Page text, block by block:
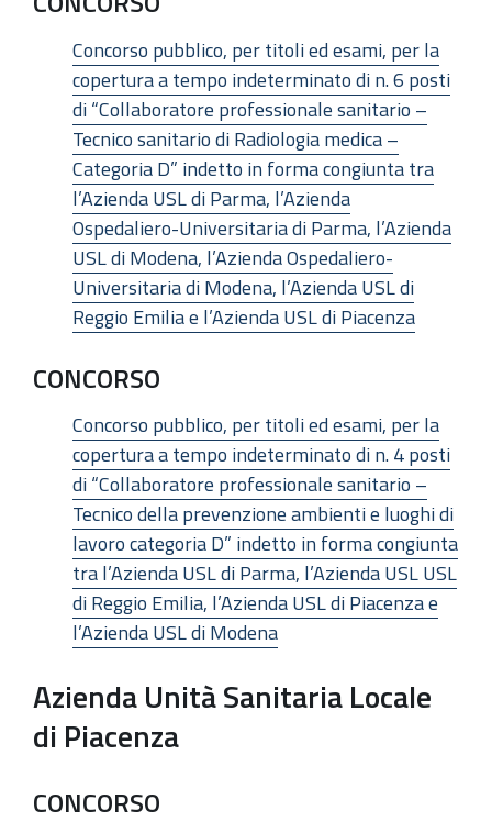
Concorso pubblico, per titoli ed esami, per la
copertura a tempo indeterminato di n. 6 posti
di “Collaboratore professionale sanitario –
Tecnico sanitario di Radiologia medica –
Categoria D” indetto in forma congiunta tra
l’Azienda USL di Parma, l’Azienda
Ospedaliero-Universitaria di Parma, l’Azienda
USL di Modena, l’Azienda Ospedaliero-
Universitaria di Modena, l’Azienda USL di
Reggio Emilia e l’Azienda USL di Piacenza
CONCORSO
Concorso pubblico, per titoli ed esami, per la
copertura a tempo indeterminato di n. 4 posti
di “Collaboratore professionale sanitario –
Tecnico della prevenzione ambienti e luoghi di
lavoro categoria D” indetto in forma congiunta
tra l’Azienda USL di Parma, l’Azienda USL USL
di Reggio Emilia, l’Azienda USL di Piacenza e
l’Azienda USL di Modena
Azienda Unità Sanitaria Locale
di Piacenza
CONCORSO